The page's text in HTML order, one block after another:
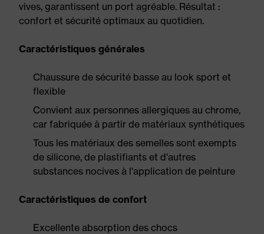
vives, garantissent un port agréable. Résultat :
confort et sécurité optimaux au quotidien.
Caractéristiques générales
Chaussure de sécurité basse au look sport et
flexible
Convient aux personnes allergiques au chrome,
car fabriquée à partir de matériaux synthétiques
Tous les matériaux des semelles sont exempts
de silicone, de plastifiants et d'autres
substances nocives à l'application de peinture
Caractéristiques de confort
Excellente absorption des chocs